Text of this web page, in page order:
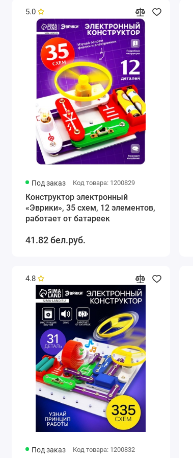
5.0
Под заказ Код товара: 1200829
Конструктор электронный
«Эврики», 35 схем, 12 элементов,
работает от батареек
41.82 бел.руб.
4.8
Под заказ Код товара: 1200832